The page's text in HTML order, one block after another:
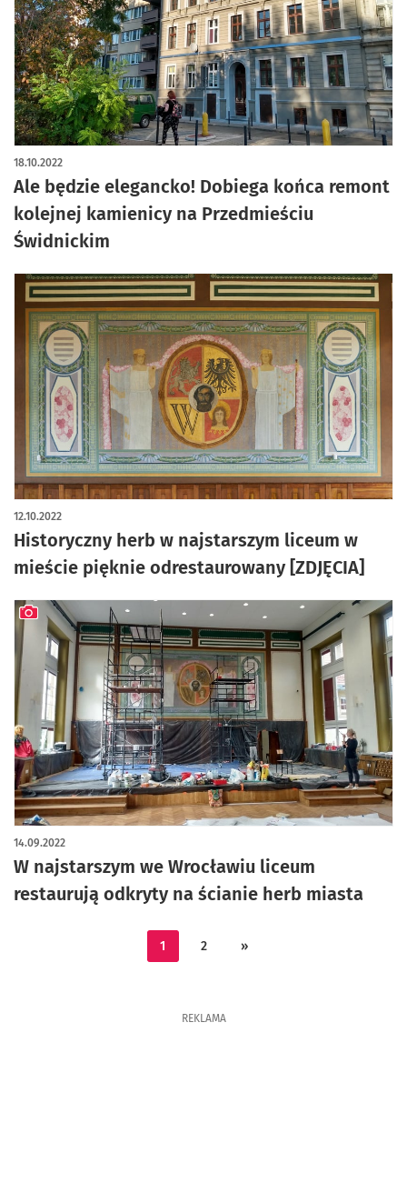
Ale będzie elegancko! Dobiega końca remont
kolejnej kamienicy na Przedmieściu
Świdnickim
18.10.2022
artykuł z galerią zdjęć
Historyczny herb w najstarszym liceum w
mieście pięknie odrestaurowany [ZDJĘCIA]
12.10.2022
W najstarszym we Wrocławiu liceum
restaurują odkryty na ścianie herb miasta
14.09.2022
artykuł z galerią zdjęć
1 2 »
REKLAMA